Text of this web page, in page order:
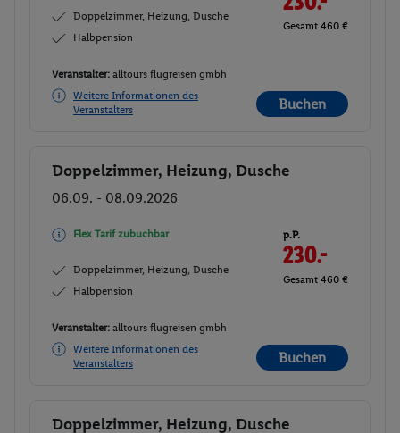
Doppelzimmer, Heizung, Dusche
Halbpension
Gesamt 460 €
Veranstalter: alltours flugreisen gmbh
Weitere Informationen des
Veranstalters
Buchen
Buchen
Doppelzimmer, Heizung, Dusche
06.09. - 08.09.2026
Flex Tarif zubuchbar
Doppelzimmer, Heizung, Dusche
Halbpension
p.P.
230.-
Gesamt 460 €
Veranstalter: alltours flugreisen gmbh
Weitere Informationen des
Veranstalters
Buchen
Buchen
Doppelzimmer, Heizung, Dusche